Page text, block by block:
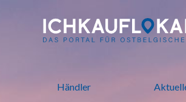
ich kauf lokal - Bei
Händler